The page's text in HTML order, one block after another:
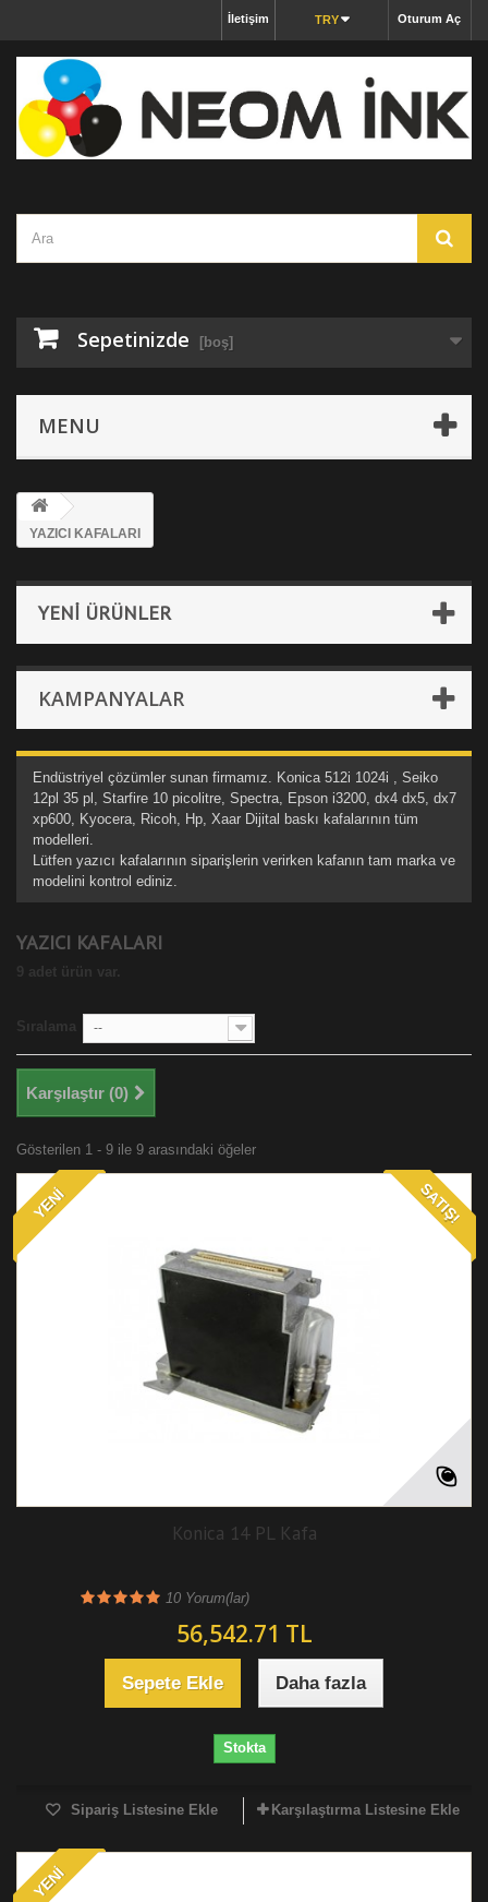
Oturum Aç
TRY
İletişim
Sepetinizde [boş]
MENU
YAZICI KAFALARI
YENI ÜRÜNLER
KAMPANYALAR
Endüstriyel çözümler sunan firmamız. Konica 512i 1024i , Seiko
12pl 35 pl, Starfire 10 picolitre, Spectra, Epson i3200, dx4 dx5, dx7
xp600, Kyocera, Ricoh, Hp, Xaar Dijital baskı kafalarının tüm
modelleri.
Lütfen yazıcı kafalarının siparişlerin verirken kafanın tam marka ve
modelini kontrol ediniz.
YAZICI KAFALARI
9 adet ürün var.
Sıralama --
Karşılaştır (0)
Gösterilen 1 - 9 ile 9 arasındaki öğeler
YENI SATIŞ!
Konica 14 PL Kafa
10 Yorum(lar)
56,542.71 TL
Sepete Ekle Daha fazla
Stokta
Sipariş Listesine Ekle Karşılaştırma Listesine Ekle
YENI